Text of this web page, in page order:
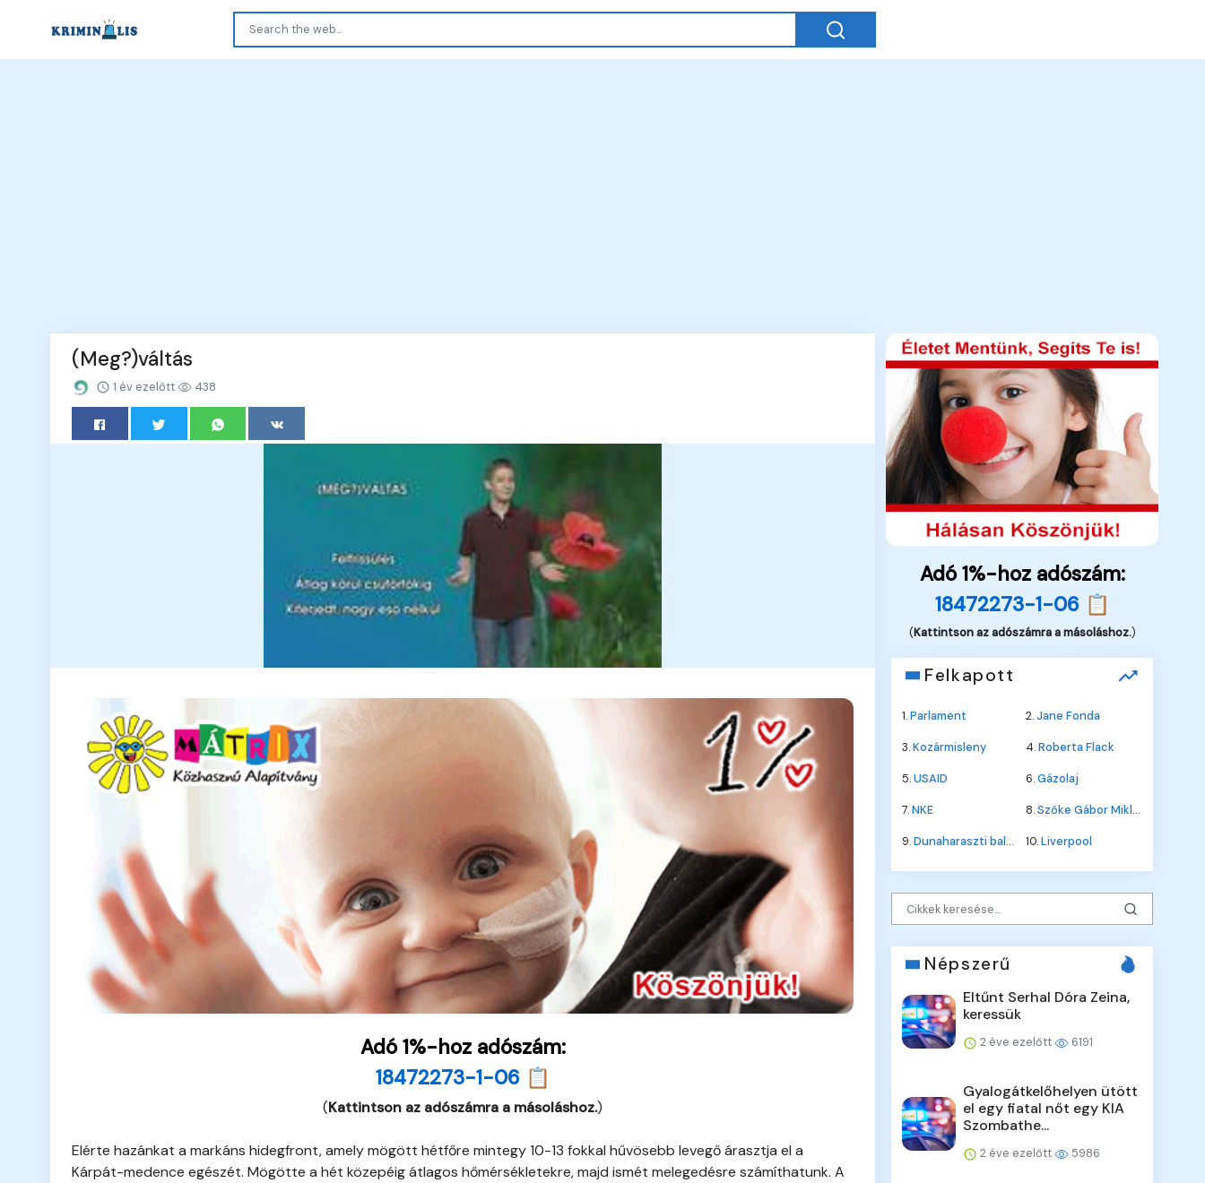
(Meg?)váltás
1 év ezelőtt 438
Adó 1%-hoz adószám:
18472273-1-06 📋
(Kattintson az adószámra a másoláshoz.)
Elérte hazánkat a markáns hidegfront, amely mögött hétfőre mintegy 10-13 fokkal hűvösebb levegő árasztja el a
Kárpát-medence egészét. Mögötte a hét közepéig átlagos hőmérsékletekre, majd ismét melegedésre számíthatunk. A
Adó 1%-hoz adószám:
18472273-1-06 📋
(Kattintson az adószámra a másoláshoz.)
Felkapott
1.Parlament 2.Jane Fonda
3.Kozármisleny 4.Roberta Flack
5.USAID 6.Gázolaj
7.NKE 8.Szőke Gábor Miklós
9.Dunaharaszti baleset 10.Liverpool
Népszerű
Eltűnt Serhal Dóra Zeina,
keressük
2 éve ezelőtt 6191
Gyalogátkelőhelyen ütött
el egy fiatal nőt egy KIA
Szombathe...
2 éve ezelőtt 5986